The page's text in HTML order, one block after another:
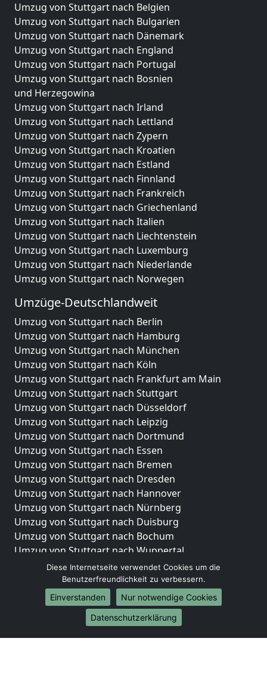
Umzug von Stuttgart nach Belgien
Umzug von Stuttgart nach Bulgarien
Umzug von Stuttgart nach Dänemark
Umzug von Stuttgart nach England
Umzug von Stuttgart nach Portugal
Umzug von Stuttgart nach Bosnien
und Herzegowina
Umzug von Stuttgart nach Irland
Umzug von Stuttgart nach Lettland
Umzug von Stuttgart nach Zypern
Umzug von Stuttgart nach Kroatien
Umzug von Stuttgart nach Estland
Umzug von Stuttgart nach Finnland
Umzug von Stuttgart nach Frankreich
Umzug von Stuttgart nach Griechenland
Umzug von Stuttgart nach Italien
Umzug von Stuttgart nach Liechtenstein
Umzug von Stuttgart nach Luxemburg
Umzug von Stuttgart nach Niederlande
Umzug von Stuttgart nach Norwegen
Umzüge-Deutschlandweit
Umzug von Stuttgart nach Berlin
Umzug von Stuttgart nach Hamburg
Umzug von Stuttgart nach München
Umzug von Stuttgart nach Köln
Umzug von Stuttgart nach Frankfurt am Main
Umzug von Stuttgart nach Stuttgart
Umzug von Stuttgart nach Düsseldorf
Umzug von Stuttgart nach Leipzig
Umzug von Stuttgart nach Dortmund
Umzug von Stuttgart nach Essen
Umzug von Stuttgart nach Bremen
Umzug von Stuttgart nach Dresden
Umzug von Stuttgart nach Hannover
Umzug von Stuttgart nach Nürnberg
Umzug von Stuttgart nach Duisburg
Umzug von Stuttgart nach Bochum
Umzug von Stuttgart nach Wuppertal
Umzug von Stuttgart nach Bielefeld
Umzug von Stuttgart nach Bonn
Umzug von Stuttgart nach Münster
Internationale-Umzüge
Umzug von Stuttgart nach Brasilien
Diese Internetseite verwendet Cookies um die
Benutzerfreundlichkeit zu verbessern.
Einverstanden
Nur notwendige Cookies
Datenschutzerklärung